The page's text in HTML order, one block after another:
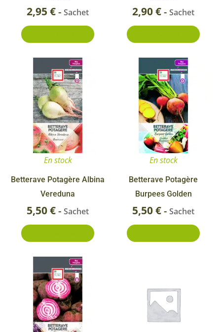
2,95 €- Sachet 2,90€- Sachet
En stock
Betterave Potagère Albina
Vereduna
5,50€- Sachet
En stock
Betterave Potagère
Burpees Golden
5,50€- Sachet